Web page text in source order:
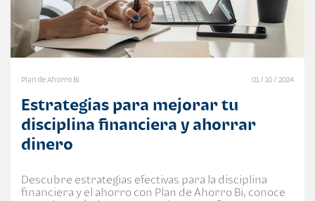
Plan de Ahorro Bi 01 / 10 / 2024
Estrategias para mejorar tu
disciplina financiera y ahorrar
dinero
Descubre estrategias efectivas para la disciplina
financiera y el ahorro con Plan de Ahorro Bi, conoce